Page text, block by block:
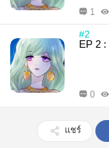
1
#2
0
แชร์